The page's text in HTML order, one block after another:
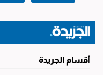
أقسام الجريدة